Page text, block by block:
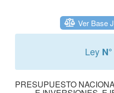
Ver Base
Ley
PRESUPUESTO